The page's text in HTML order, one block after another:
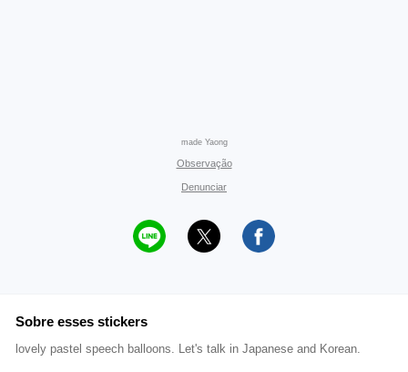
made Yaong
Observação
Denunciar
Sobre esses stickers
lovely pastel speech balloons. Let's talk in Japanese and Korean.